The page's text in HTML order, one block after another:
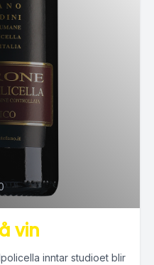
vin
inntar studioet blir